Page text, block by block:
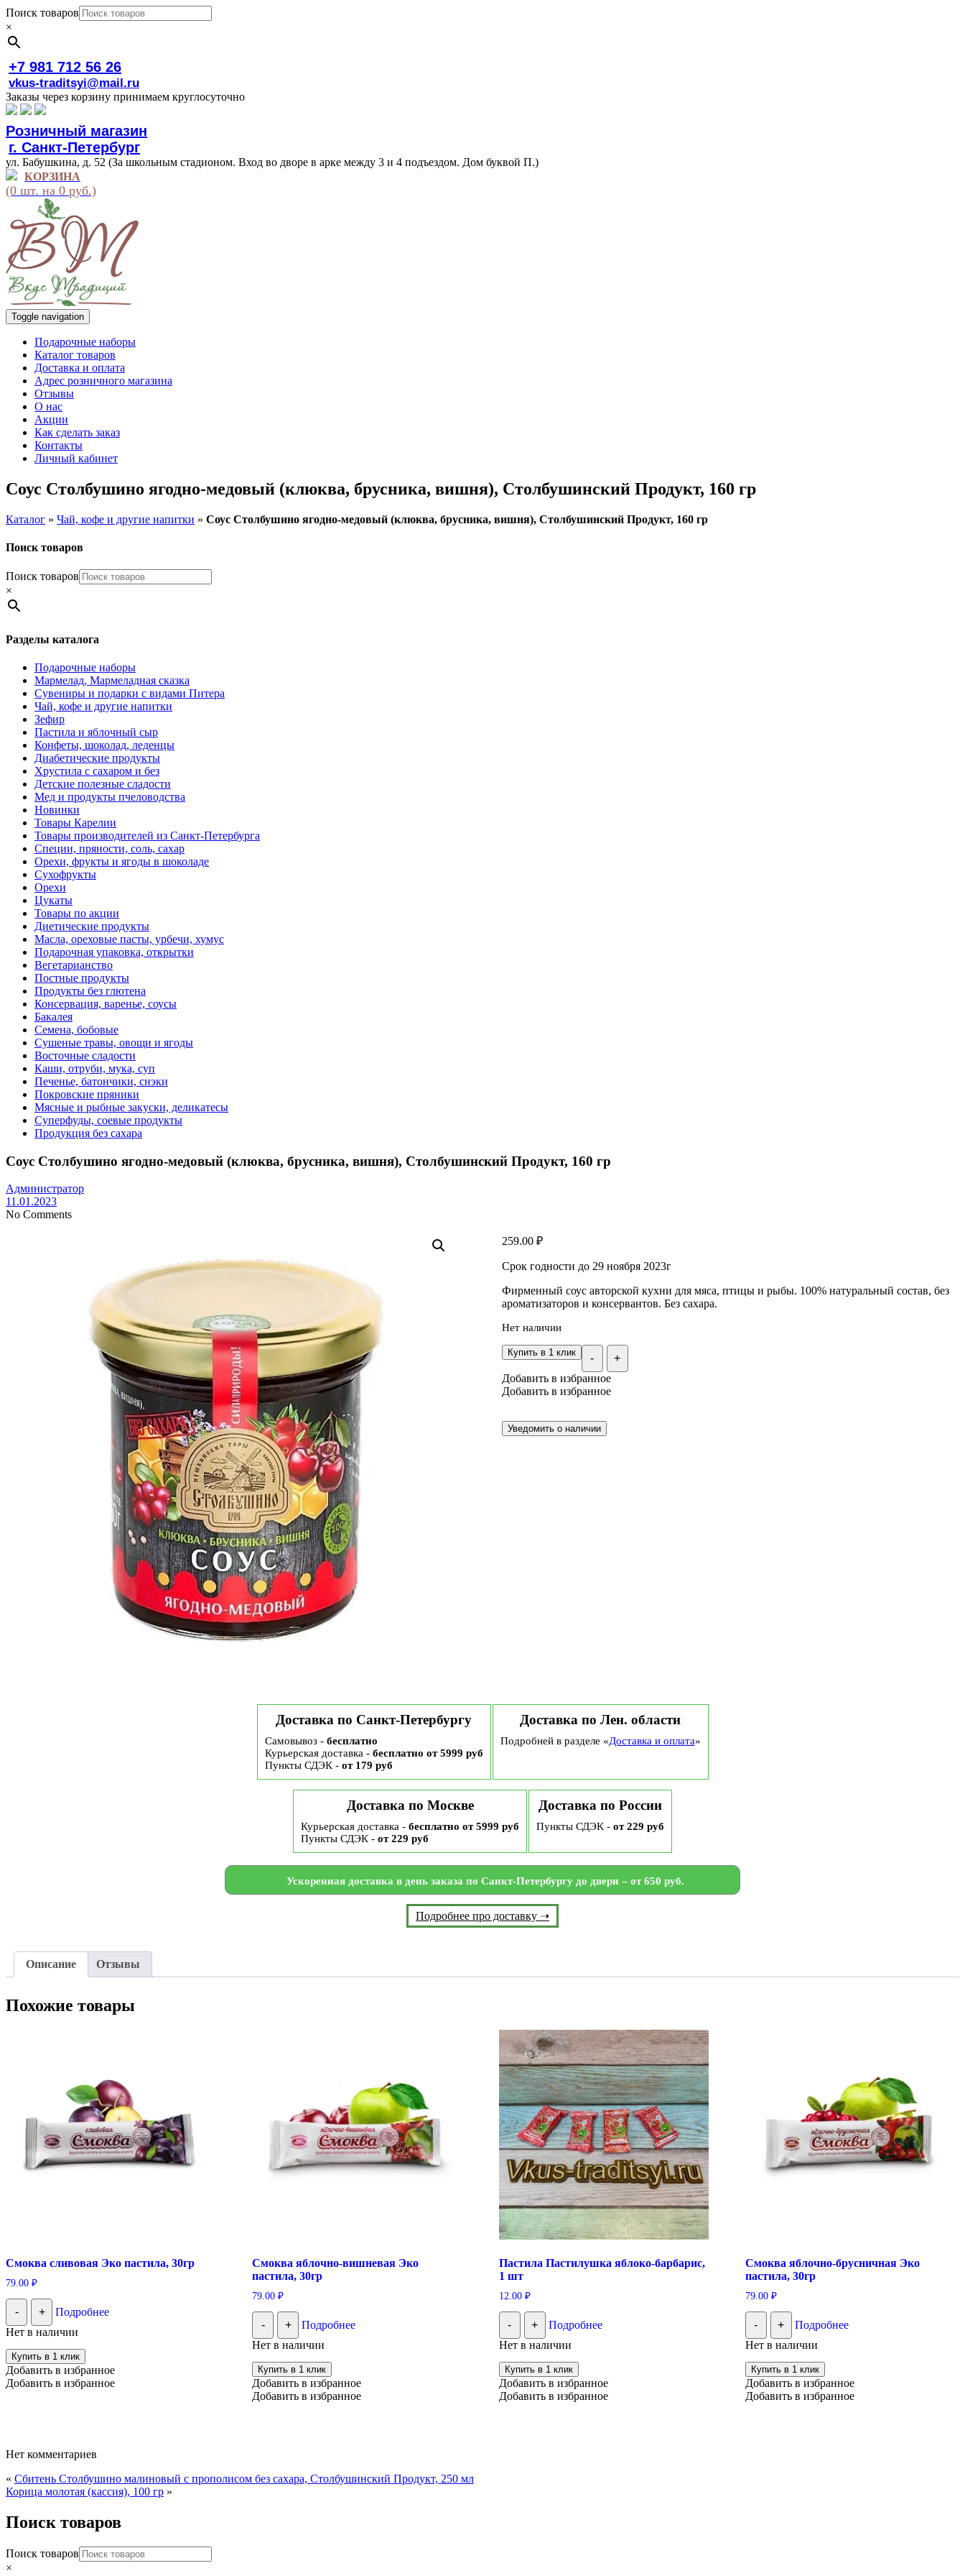
Поиск товаров
×
+7 981 712 56 26
vkus-traditsyi@mail.ru
Заказы через корзину принимаем круглосуточно
Розничный магазин
г. Санкт-Петербург
ул. Бабушкина, д. 52 (За школьным стадионом. Вход во дворе в арке между 3 и 4 подъездом. Дом буквой П.)
КОРЗИНА
(0 шт. на 0 руб.)
Toggle navigation
Подарочные наборы
Каталог товаров
Доставка и оплата
Адрес розничного магазина
Отзывы
О нас
Акции
Как сделать заказ
Контакты
Личный кабинет
Соус Столбушино ягодно-медовый (клюква, брусника, вишня), Столбушинский Продукт, 160 гр
Каталог » Чай, кофе и другие напитки » Соус Столбушино ягодно-медовый (клюква, брусника, вишня), Столбушинский Продукт, 160 гр
Поиск товаров
Поиск товаров
×
Разделы каталога
Подарочные наборы
Мармелад, Мармеладная сказка
Сувениры и подарки с видами Питера
Чай, кофе и другие напитки
Зефир
Пастила и яблочный сыр
Конфеты, шоколад, леденцы
Диабетические продукты
Хрустила с сахаром и без
Детские полезные сладости
Мед и продукты пчеловодства
Новинки
Товары Карелии
Товары производителей из Санкт-Петербурга
Специи, пряности, соль, сахар
Орехи, фрукты и ягоды в шоколаде
Сухофрукты
Орехи
Цукаты
Товары по акции
Диетические продукты
Масла, ореховые пасты, урбечи, хумус
Подарочная упаковка, открытки
Вегетарианство
Постные продукты
Продукты без глютена
Консервация, варенье, соусы
Бакалея
Семена, бобовые
Сушеные травы, овощи и ягоды
Восточные сладости
Каши, отруби, мука, суп
Печенье, батончики, снэки
Покровские пряники
Мясные и рыбные закуски, деликатесы
Суперфуды, соевые продукты
Продукция без сахара
Соус Столбушино ягодно-медовый (клюква, брусника, вишня), Столбушинский Продукт, 160 гр
Администратор
11.01.2023
No Comments
259.00 ₽
Срок годности до 29 ноября 2023г
Фирменный соус авторской кухни для мяса, птицы и рыбы. 100% натуральный состав, без
ароматизаторов и консервантов. Без сахара.
Нет наличии
- +
Купить в 1 клик
Добавить в избранное
Добавить в избранное
Доставка по Санкт-Петербургу
Самовывоз - бесплатно
Курьерская доставка - бесплатно от 5999 руб
Пункты СДЭК - от 179 руб
Доставка по Лен. области
Подробней в разделе «Доставка и оплата»
Доставка по Москве
Курьерская доставка - бесплатно от 5999 руб
Пункты СДЭК - от 229 руб
Доставка по России
Пункты СДЭК - от 229 руб
Ускоренная доставка в день заказа по Санкт-Петербургу до двери – от 650 руб.
Подробнее про доставку ➝
Описание Отзывы
Похожие товары
Смоква сливовая Эко пастила, 30гр
79.00 ₽
- +
Подробнее
Нет в наличии
Купить в 1 клик
Добавить в избранное
Добавить в избранное
Смоква яблочно-вишневая Эко
пастила, 30гр
79.00₽
- +
Подробнее
Нет в наличии
Купить в 1 клик
Добавить в избранное
Добавить в избранное
Пастила Пастилушка яблоко-барбарис,
1 шт
12.00 ₽
- +
Подробнее
Нет в наличии
Купить в 1 клик
Добавить в избранное
Добавить в избранное
Смоква яблочно-брусничная Эко
пастила, 30гр
79.00 ₽
- +
Подробнее
Нет в наличии
Купить в 1 клик
Добавить в избранное
Добавить в избранное
Нет комментариев
« Сбитень Столбушино малиновый с прополисом без сахара, Столбушинский Продукт, 250 мл
Корица молотая (кассия), 100 гр »
Поиск товаров
Поиск товаров
×